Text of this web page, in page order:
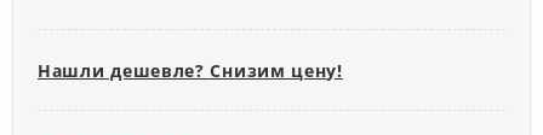
Нашли дешевле? Снизим цену!